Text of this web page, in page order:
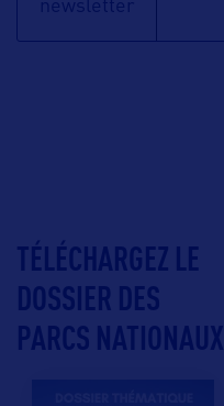
newsletter
TÉLÉCHARGEZ LE
DOSSIER DES
PARCS NATIONAUX